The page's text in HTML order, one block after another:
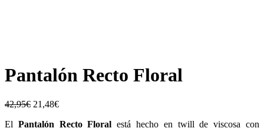
Pantalón Recto Floral
42,95€ 21,48€
El Pantalón Recto Floral está hecho en twill de viscosa con